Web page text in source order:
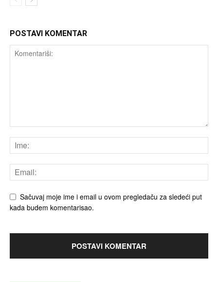
POSTAVI KOMENTAR
Sačuvaj moje ime i email u ovom pregledaču za sledeći put
kada budem komentarisao.